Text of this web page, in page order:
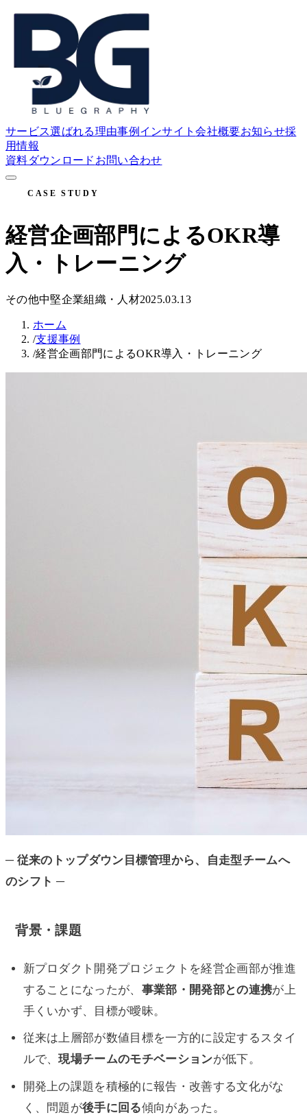
サービス選ばれる理由事例 インサイト会社概要お知らせ採
用情報
資料ダウンロード お問い合わせ
CASE STUDY
経営企画部門によるOKR導
入・トレーニング
その他中堅企業組織・人材2025.03.13
ホーム
/支援事例
/経営企画部門によるOKR導入・トレーニング
─ 従来のトップダウン目標管理から、自走型チームへ
のシフト ─
背景・課題
新プロダクト開発プロジェクトを経営企画部が推進
することになったが、 事業部・開発部との連携が上
手くいかず、目標が曖昧。
従来は上層部が数値目標を一方的に設定するスタイ
ルで、現場チームのモチベーションが低下。
開発上の課題を積極的に報告・改善する文化がな
く、問題が後手に回る傾向があった。